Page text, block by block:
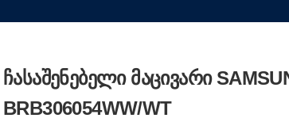
ჩასაშენებელი მაცივარი
BRB306054WW/WT